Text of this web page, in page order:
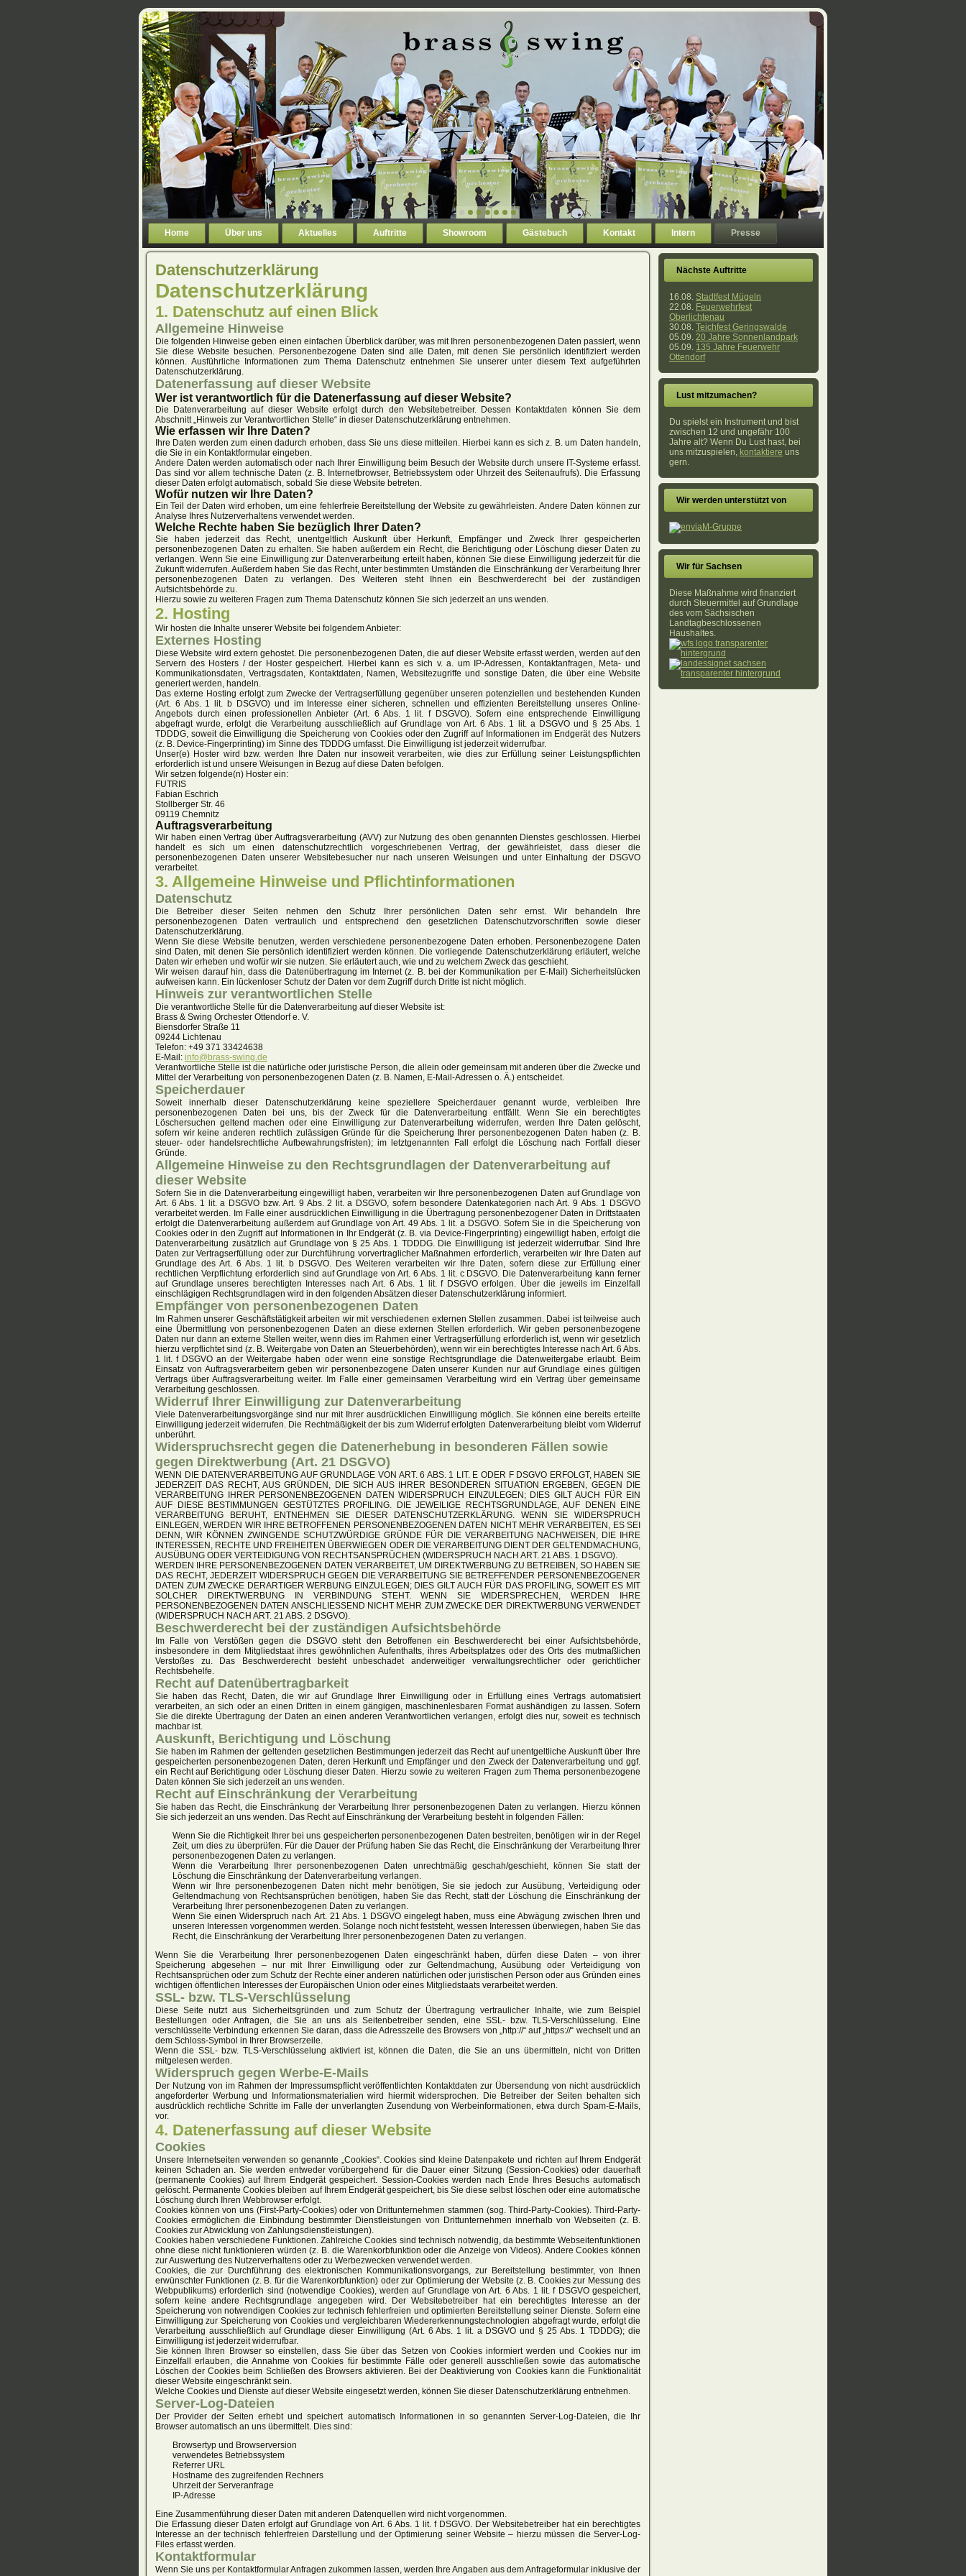
Home Über uns Aktuelles Auftritte Showroom Gästebuch Kontakt Intern Presse
Datenschutzerklärung
Datenschutz­erklärung
1. Datenschutz auf einen Blick
Allgemeine Hinweise
Die folgenden Hinweise geben einen einfachen Überblick darüber, was mit Ihren personenbezogenen Daten passiert, wenn
Sie diese Website besuchen. Personenbezogene Daten sind alle Daten, mit denen Sie persönlich identifiziert werden
können. Ausführliche Informationen zum Thema Datenschutz entnehmen Sie unserer unter diesem Text aufgeführten
Datenschutzerklärung.
Datenerfassung auf dieser Website
Wer ist verantwortlich für die Datenerfassung auf dieser Website?
Die Datenverarbeitung auf dieser Website erfolgt durch den Websitebetreiber. Dessen Kontaktdaten können Sie dem
Abschnitt „Hinweis zur Verantwortlichen Stelle“ in dieser Datenschutzerklärung entnehmen.
Wie erfassen wir Ihre Daten?
Ihre Daten werden zum einen dadurch erhoben, dass Sie uns diese mitteilen. Hierbei kann es sich z. B. um Daten handeln,
die Sie in ein Kontaktformular eingeben.
Andere Daten werden automatisch oder nach Ihrer Einwilligung beim Besuch der Website durch unsere IT-Systeme erfasst.
Das sind vor allem technische Daten (z. B. Internetbrowser, Betriebssystem oder Uhrzeit des Seitenaufrufs). Die Erfassung
dieser Daten erfolgt automatisch, sobald Sie diese Website betreten.
Wofür nutzen wir Ihre Daten?
Ein Teil der Daten wird erhoben, um eine fehlerfreie Bereitstellung der Website zu gewährleisten. Andere Daten können zur
Analyse Ihres Nutzerverhaltens verwendet werden.
Welche Rechte haben Sie bezüglich Ihrer Daten?
Sie haben jederzeit das Recht, unentgeltlich Auskunft über Herkunft, Empfänger und Zweck Ihrer gespeicherten
personenbezogenen Daten zu erhalten. Sie haben außerdem ein Recht, die Berichtigung oder Löschung dieser Daten zu
verlangen. Wenn Sie eine Einwilligung zur Datenverarbeitung erteilt haben, können Sie diese Einwilligung jederzeit für die
Zukunft widerrufen. Außerdem haben Sie das Recht, unter bestimmten Umständen die Einschränkung der Verarbeitung Ihrer
personenbezogenen Daten zu verlangen. Des Weiteren steht Ihnen ein Beschwerderecht bei der zuständigen
Aufsichtsbehörde zu.
Hierzu sowie zu weiteren Fragen zum Thema Datenschutz können Sie sich jederzeit an uns wenden.
2. Hosting
Wir hosten die Inhalte unserer Website bei folgendem Anbieter:
Externes Hosting
Diese Website wird extern gehostet. Die personenbezogenen Daten, die auf dieser Website erfasst werden, werden auf den
Servern des Hosters / der Hoster gespeichert. Hierbei kann es sich v. a. um IP-Adressen, Kontaktanfragen, Meta- und
Kommunikationsdaten, Vertragsdaten, Kontaktdaten, Namen, Websitezugriffe und sonstige Daten, die über eine Website
generiert werden, handeln.
Das externe Hosting erfolgt zum Zwecke der Vertragserfüllung gegenüber unseren potenziellen und bestehenden Kunden
(Art. 6 Abs. 1 lit. b DSGVO) und im Interesse einer sicheren, schnellen und effizienten Bereitstellung unseres Online-
Angebots durch einen professionellen Anbieter (Art. 6 Abs. 1 lit. f DSGVO). Sofern eine entsprechende Einwilligung
abgefragt wurde, erfolgt die Verarbeitung ausschließlich auf Grundlage von Art. 6 Abs. 1 lit. a DSGVO und § 25 Abs. 1
TDDDG, soweit die Einwilligung die Speicherung von Cookies oder den Zugriff auf Informationen im Endgerät des Nutzers
(z. B. Device-Fingerprinting) im Sinne des TDDDG umfasst. Die Einwilligung ist jederzeit widerrufbar.
Unser(e) Hoster wird bzw. werden Ihre Daten nur insoweit verarbeiten, wie dies zur Erfüllung seiner Leistungspflichten
erforderlich ist und unsere Weisungen in Bezug auf diese Daten befolgen.
Wir setzen folgende(n) Hoster ein:
FUTRIS
Fabian Eschrich
Stollberger Str. 46
09119 Chemnitz
Auftragsverarbeitung
Wir haben einen Vertrag über Auftragsverarbeitung (AVV) zur Nutzung des oben genannten Dienstes geschlossen. Hierbei
handelt es sich um einen datenschutzrechtlich vorgeschriebenen Vertrag, der gewährleistet, dass dieser die
personenbezogenen Daten unserer Websitebesucher nur nach unseren Weisungen und unter Einhaltung der DSGVO
verarbeitet.
3. Allgemeine Hinweise und Pflicht­informationen
Datenschutz
Die Betreiber dieser Seiten nehmen den Schutz Ihrer persönlichen Daten sehr ernst. Wir behandeln Ihre
personenbezogenen Daten vertraulich und entsprechend den gesetzlichen Datenschutzvorschriften sowie dieser
Datenschutzerklärung.
Wenn Sie diese Website benutzen, werden verschiedene personenbezogene Daten erhoben. Personenbezogene Daten
sind Daten, mit denen Sie persönlich identifiziert werden können. Die vorliegende Datenschutzerklärung erläutert, welche
Daten wir erheben und wofür wir sie nutzen. Sie erläutert auch, wie und zu welchem Zweck das geschieht.
Wir weisen darauf hin, dass die Datenübertragung im Internet (z. B. bei der Kommunikation per E-Mail) Sicherheitslücken
aufweisen kann. Ein lückenloser Schutz der Daten vor dem Zugriff durch Dritte ist nicht möglich.
Hinweis zur verantwortlichen Stelle
Die verantwortliche Stelle für die Datenverarbeitung auf dieser Website ist:
Brass & Swing Orchester Ottendorf e. V.
Biensdorfer Straße 11
09244 Lichtenau
Telefon: +49 371 33424638
E-Mail: info@brass-swing.de
Verantwortliche Stelle ist die natürliche oder juristische Person, die allein oder gemeinsam mit anderen über die Zwecke und
Mittel der Verarbeitung von personenbezogenen Daten (z. B. Namen, E-Mail-Adressen o. Ä.) entscheidet.
Speicherdauer
Soweit innerhalb dieser Datenschutzerklärung keine speziellere Speicherdauer genannt wurde, verbleiben Ihre
personenbezogenen Daten bei uns, bis der Zweck für die Datenverarbeitung entfällt. Wenn Sie ein berechtigtes
Löschersuchen geltend machen oder eine Einwilligung zur Datenverarbeitung widerrufen, werden Ihre Daten gelöscht,
sofern wir keine anderen rechtlich zulässigen Gründe für die Speicherung Ihrer personenbezogenen Daten haben (z. B.
steuer- oder handelsrechtliche Aufbewahrungsfristen); im letztgenannten Fall erfolgt die Löschung nach Fortfall dieser
Gründe.
Allgemeine Hinweise zu den Rechtsgrundlagen der Datenverarbeitung auf
dieser Website
Sofern Sie in die Datenverarbeitung eingewilligt haben, verarbeiten wir Ihre personenbezogenen Daten auf Grundlage von
Art. 6 Abs. 1 lit. a DSGVO bzw. Art. 9 Abs. 2 lit. a DSGVO, sofern besondere Datenkategorien nach Art. 9 Abs. 1 DSGVO
verarbeitet werden. Im Falle einer ausdrücklichen Einwilligung in die Übertragung personenbezogener Daten in Drittstaaten
erfolgt die Datenverarbeitung außerdem auf Grundlage von Art. 49 Abs. 1 lit. a DSGVO. Sofern Sie in die Speicherung von
Cookies oder in den Zugriff auf Informationen in Ihr Endgerät (z. B. via Device-Fingerprinting) eingewilligt haben, erfolgt die
Datenverarbeitung zusätzlich auf Grundlage von § 25 Abs. 1 TDDDG. Die Einwilligung ist jederzeit widerrufbar. Sind Ihre
Daten zur Vertragserfüllung oder zur Durchführung vorvertraglicher Maßnahmen erforderlich, verarbeiten wir Ihre Daten auf
Grundlage des Art. 6 Abs. 1 lit. b DSGVO. Des Weiteren verarbeiten wir Ihre Daten, sofern diese zur Erfüllung einer
rechtlichen Verpflichtung erforderlich sind auf Grundlage von Art. 6 Abs. 1 lit. c DSGVO. Die Datenverarbeitung kann ferner
auf Grundlage unseres berechtigten Interesses nach Art. 6 Abs. 1 lit. f DSGVO erfolgen. Über die jeweils im Einzelfall
einschlägigen Rechtsgrundlagen wird in den folgenden Absätzen dieser Datenschutzerklärung informiert.
Empfänger von personenbezogenen Daten
Im Rahmen unserer Geschäftstätigkeit arbeiten wir mit verschiedenen externen Stellen zusammen. Dabei ist teilweise auch
eine Übermittlung von personenbezogenen Daten an diese externen Stellen erforderlich. Wir geben personenbezogene
Daten nur dann an externe Stellen weiter, wenn dies im Rahmen einer Vertragserfüllung erforderlich ist, wenn wir gesetzlich
hierzu verpflichtet sind (z. B. Weitergabe von Daten an Steuerbehörden), wenn wir ein berechtigtes Interesse nach Art. 6 Abs.
1 lit. f DSGVO an der Weitergabe haben oder wenn eine sonstige Rechtsgrundlage die Datenweitergabe erlaubt. Beim
Einsatz von Auftragsverarbeitern geben wir personenbezogene Daten unserer Kunden nur auf Grundlage eines gültigen
Vertrags über Auftragsverarbeitung weiter. Im Falle einer gemeinsamen Verarbeitung wird ein Vertrag über gemeinsame
Verarbeitung geschlossen.
Widerruf Ihrer Einwilligung zur Datenverarbeitung
Viele Datenverarbeitungsvorgänge sind nur mit Ihrer ausdrücklichen Einwilligung möglich. Sie können eine bereits erteilte
Einwilligung jederzeit widerrufen. Die Rechtmäßigkeit der bis zum Widerruf erfolgten Datenverarbeitung bleibt vom Widerruf
unberührt.
Widerspruchsrecht gegen die Datenerhebung in besonderen Fällen sowie
gegen Direktwerbung (Art. 21 DSGVO)
WENN DIE DATENVERARBEITUNG AUF GRUNDLAGE VON ART. 6 ABS. 1 LIT. E ODER F DSGVO ERFOLGT, HABEN SIE
JEDERZEIT DAS RECHT, AUS GRÜNDEN, DIE SICH AUS IHRER BESONDEREN SITUATION ERGEBEN, GEGEN DIE
VERARBEITUNG IHRER PERSONENBEZOGENEN DATEN WIDERSPRUCH EINZULEGEN; DIES GILT AUCH FÜR EIN
AUF DIESE BESTIMMUNGEN GESTÜTZTES PROFILING. DIE JEWEILIGE RECHTSGRUNDLAGE, AUF DENEN EINE
VERARBEITUNG BERUHT, ENTNEHMEN SIE DIESER DATENSCHUTZERKLÄRUNG. WENN SIE WIDERSPRUCH
EINLEGEN, WERDEN WIR IHRE BETROFFENEN PERSONENBEZOGENEN DATEN NICHT MEHR VERARBEITEN, ES SEI
DENN, WIR KÖNNEN ZWINGENDE SCHUTZWÜRDIGE GRÜNDE FÜR DIE VERARBEITUNG NACHWEISEN, DIE IHRE
INTERESSEN, RECHTE UND FREIHEITEN ÜBERWIEGEN ODER DIE VERARBEITUNG DIENT DER GELTENDMACHUNG,
AUSÜBUNG ODER VERTEIDIGUNG VON RECHTSANSPRÜCHEN (WIDERSPRUCH NACH ART. 21 ABS. 1 DSGVO).
WERDEN IHRE PERSONENBEZOGENEN DATEN VERARBEITET, UM DIREKTWERBUNG ZU BETREIBEN, SO HABEN SIE
DAS RECHT, JEDERZEIT WIDERSPRUCH GEGEN DIE VERARBEITUNG SIE BETREFFENDER PERSONENBEZOGENER
DATEN ZUM ZWECKE DERARTIGER WERBUNG EINZULEGEN; DIES GILT AUCH FÜR DAS PROFILING, SOWEIT ES MIT
SOLCHER DIREKTWERBUNG IN VERBINDUNG STEHT. WENN SIE WIDERSPRECHEN, WERDEN IHRE
PERSONENBEZOGENEN DATEN ANSCHLIESSEND NICHT MEHR ZUM ZWECKE DER DIREKTWERBUNG VERWENDET
(WIDERSPRUCH NACH ART. 21 ABS. 2 DSGVO).
Beschwerde­recht bei der zuständigen Aufsichts­behörde
Im Falle von Verstößen gegen die DSGVO steht den Betroffenen ein Beschwerderecht bei einer Aufsichtsbehörde,
insbesondere in dem Mitgliedstaat ihres gewöhnlichen Aufenthalts, ihres Arbeitsplatzes oder des Orts des mutmaßlichen
Verstoßes zu. Das Beschwerderecht besteht unbeschadet anderweitiger verwaltungsrechtlicher oder gerichtlicher
Rechtsbehelfe.
Recht auf Daten­übertrag­barkeit
Sie haben das Recht, Daten, die wir auf Grundlage Ihrer Einwilligung oder in Erfüllung eines Vertrags automatisiert
verarbeiten, an sich oder an einen Dritten in einem gängigen, maschinenlesbaren Format aushändigen zu lassen. Sofern
Sie die direkte Übertragung der Daten an einen anderen Verantwortlichen verlangen, erfolgt dies nur, soweit es technisch
machbar ist.
Auskunft, Berichtigung und Löschung
Sie haben im Rahmen der geltenden gesetzlichen Bestimmungen jederzeit das Recht auf unentgeltliche Auskunft über Ihre
gespeicherten personenbezogenen Daten, deren Herkunft und Empfänger und den Zweck der Datenverarbeitung und ggf.
ein Recht auf Berichtigung oder Löschung dieser Daten. Hierzu sowie zu weiteren Fragen zum Thema personenbezogene
Daten können Sie sich jederzeit an uns wenden.
Recht auf Einschränkung der Verarbeitung
Sie haben das Recht, die Einschränkung der Verarbeitung Ihrer personenbezogenen Daten zu verlangen. Hierzu können
Sie sich jederzeit an uns wenden. Das Recht auf Einschränkung der Verarbeitung besteht in folgenden Fällen:
Wenn Sie die Richtigkeit Ihrer bei uns gespeicherten personenbezogenen Daten bestreiten, benötigen wir in der Regel
Zeit, um dies zu überprüfen. Für die Dauer der Prüfung haben Sie das Recht, die Einschränkung der Verarbeitung Ihrer
personenbezogenen Daten zu verlangen.
Wenn die Verarbeitung Ihrer personenbezogenen Daten unrechtmäßig geschah/geschieht, können Sie statt der
Löschung die Einschränkung der Datenverarbeitung verlangen.
Wenn wir Ihre personenbezogenen Daten nicht mehr benötigen, Sie sie jedoch zur Ausübung, Verteidigung oder
Geltendmachung von Rechtsansprüchen benötigen, haben Sie das Recht, statt der Löschung die Einschränkung der
Verarbeitung Ihrer personenbezogenen Daten zu verlangen.
Wenn Sie einen Widerspruch nach Art. 21 Abs. 1 DSGVO eingelegt haben, muss eine Abwägung zwischen Ihren und
unseren Interessen vorgenommen werden. Solange noch nicht feststeht, wessen Interessen überwiegen, haben Sie das
Recht, die Einschränkung der Verarbeitung Ihrer personenbezogenen Daten zu verlangen.
Wenn Sie die Verarbeitung Ihrer personenbezogenen Daten eingeschränkt haben, dürfen diese Daten – von ihrer
Speicherung abgesehen – nur mit Ihrer Einwilligung oder zur Geltendmachung, Ausübung oder Verteidigung von
Rechtsansprüchen oder zum Schutz der Rechte einer anderen natürlichen oder juristischen Person oder aus Gründen eines
wichtigen öffentlichen Interesses der Europäischen Union oder eines Mitgliedstaats verarbeitet werden.
SSL- bzw. TLS-Verschlüsselung
Diese Seite nutzt aus Sicherheitsgründen und zum Schutz der Übertragung vertraulicher Inhalte, wie zum Beispiel
Bestellungen oder Anfragen, die Sie an uns als Seitenbetreiber senden, eine SSL- bzw. TLS-Verschlüsselung. Eine
verschlüsselte Verbindung erkennen Sie daran, dass die Adresszeile des Browsers von „http://“ auf „https://“ wechselt und an
dem Schloss-Symbol in Ihrer Browserzeile.
Wenn die SSL- bzw. TLS-Verschlüsselung aktiviert ist, können die Daten, die Sie an uns übermitteln, nicht von Dritten
mitgelesen werden.
Widerspruch gegen Werbe-E-Mails
Der Nutzung von im Rahmen der Impressumspflicht veröffentlichten Kontaktdaten zur Übersendung von nicht ausdrücklich
angeforderter Werbung und Informationsmaterialien wird hiermit widersprochen. Die Betreiber der Seiten behalten sich
ausdrücklich rechtliche Schritte im Falle der unverlangten Zusendung von Werbeinformationen, etwa durch Spam-E-Mails,
vor.
4. Datenerfassung auf dieser Website
Cookies
Unsere Internetseiten verwenden so genannte „Cookies“. Cookies sind kleine Datenpakete und richten auf Ihrem Endgerät
keinen Schaden an. Sie werden entweder vorübergehend für die Dauer einer Sitzung (Session-Cookies) oder dauerhaft
(permanente Cookies) auf Ihrem Endgerät gespeichert. Session-Cookies werden nach Ende Ihres Besuchs automatisch
gelöscht. Permanente Cookies bleiben auf Ihrem Endgerät gespeichert, bis Sie diese selbst löschen oder eine automatische
Löschung durch Ihren Webbrowser erfolgt.
Cookies können von uns (First-Party-Cookies) oder von Drittunternehmen stammen (sog. Third-Party-Cookies). Third-Party-
Cookies ermöglichen die Einbindung bestimmter Dienstleistungen von Drittunternehmen innerhalb von Webseiten (z. B.
Cookies zur Abwicklung von Zahlungsdienstleistungen).
Cookies haben verschiedene Funktionen. Zahlreiche Cookies sind technisch notwendig, da bestimmte Webseitenfunktionen
ohne diese nicht funktionieren würden (z. B. die Warenkorbfunktion oder die Anzeige von Videos). Andere Cookies können
zur Auswertung des Nutzerverhaltens oder zu Werbezwecken verwendet werden.
Cookies, die zur Durchführung des elektronischen Kommunikationsvorgangs, zur Bereitstellung bestimmter, von Ihnen
erwünschter Funktionen (z. B. für die Warenkorbfunktion) oder zur Optimierung der Website (z. B. Cookies zur Messung des
Webpublikums) erforderlich sind (notwendige Cookies), werden auf Grundlage von Art. 6 Abs. 1 lit. f DSGVO gespeichert,
sofern keine andere Rechtsgrundlage angegeben wird. Der Websitebetreiber hat ein berechtigtes Interesse an der
Speicherung von notwendigen Cookies zur technisch fehlerfreien und optimierten Bereitstellung seiner Dienste. Sofern eine
Einwilligung zur Speicherung von Cookies und vergleichbaren Wiedererkennungstechnologien abgefragt wurde, erfolgt die
Verarbeitung ausschließlich auf Grundlage dieser Einwilligung (Art. 6 Abs. 1 lit. a DSGVO und § 25 Abs. 1 TDDDG); die
Einwilligung ist jederzeit widerrufbar.
Sie können Ihren Browser so einstellen, dass Sie über das Setzen von Cookies informiert werden und Cookies nur im
Einzelfall erlauben, die Annahme von Cookies für bestimmte Fälle oder generell ausschließen sowie das automatische
Löschen der Cookies beim Schließen des Browsers aktivieren. Bei der Deaktivierung von Cookies kann die Funktionalität
dieser Website eingeschränkt sein.
Welche Cookies und Dienste auf dieser Website eingesetzt werden, können Sie dieser Datenschutzerklärung entnehmen.
Server-Log-Dateien
Der Provider der Seiten erhebt und speichert automatisch Informationen in so genannten Server-Log-Dateien, die Ihr
Browser automatisch an uns übermittelt. Dies sind:
Browsertyp und Browserversion
verwendetes Betriebssystem
Referrer URL
Hostname des zugreifenden Rechners
Uhrzeit der Serveranfrage
IP-Adresse
Eine Zusammenführung dieser Daten mit anderen Datenquellen wird nicht vorgenommen.
Die Erfassung dieser Daten erfolgt auf Grundlage von Art. 6 Abs. 1 lit. f DSGVO. Der Websitebetreiber hat ein berechtigtes
Interesse an der technisch fehlerfreien Darstellung und der Optimierung seiner Website – hierzu müssen die Server-Log-
Files erfasst werden.
Kontaktformular
Wenn Sie uns per Kontaktformular Anfragen zukommen lassen, werden Ihre Angaben aus dem Anfrageformular inklusive der
Nächste Auftritte
16.08. Stadtfest Mügeln
22.08. Feuerwehrfest
Oberlichtenau
30.08. Teichfest Geringswalde
05.09. 20 Jahre Sonnenlandpark
05.09. 135 Jahre Feuerwehr
Ottendorf
Lust mitzumachen?
Du spielst ein Instrument und bist
zwischen 12 und ungefähr 100
Jahre alt? Wenn Du Lust hast, bei
uns mitzuspielen, kontaktiere uns
gern.
Wir werden unterstützt von
Wir für Sachsen
Diese Maßnahme wird finanziert
durch Steuermittel auf Grundlage
des vom Sächsischen
Landtagbeschlossenen
Haushaltes.